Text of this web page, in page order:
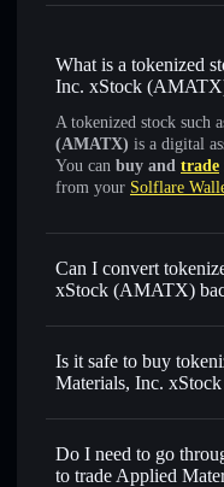
What is a tokenized
Inc. xStock
A tokenized stock such
(AMATX) is a digital
You can buy and trade
from your Solflare
Can I convert
xStock (AMATX)
Is it safe to buy
Materials, Inc.
Do I need to go
to trade Applied